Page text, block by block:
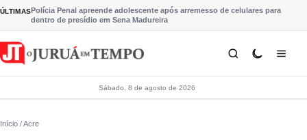
Pular para o conteúdo
ÚLTIMASPolícia Penal apreende adolescente após arremesso de celulares para
dentro de presídio em Sena Madureira
Sábado, 8 de agosto de 2026
Início / Acre